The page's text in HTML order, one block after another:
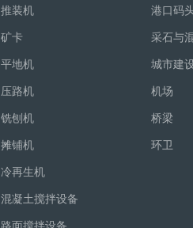
推装机
矿卡
平地机
压路机
铣刨机
摊铺机
冷再生机
混凝土搅拌设备
路面搅拌设备
港口码
采石与
城市建
机场
桥梁
环卫